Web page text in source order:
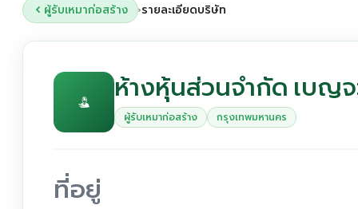
ผู้รับเหมาก่อสร้าง ›รายละเอียดบริษัท
ห้างหุ้นส่วนจำกัด เบ
ผู้รับเหมาก่อสร้าง กรุงเทพมหานคร
ที่อยู่